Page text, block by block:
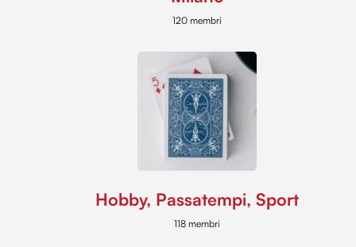
120 membri
Hobby, Passatempi, Sport
118 membri